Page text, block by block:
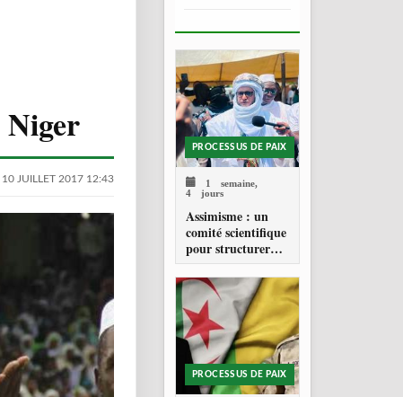
Niger
JUILLET 2017 12:43
PROCESSUS DE PAIX
1 semaine,
4 jours
Assimisme : un
comité scientifique
pour structurer
une doctrine de la
refondation
PROCESSUS DE PAIX